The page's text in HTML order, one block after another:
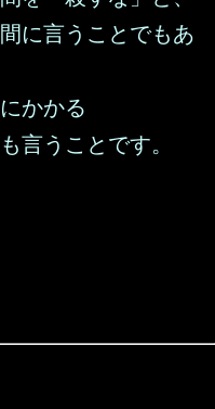
に言うことでもあ
かかる
言うことです。